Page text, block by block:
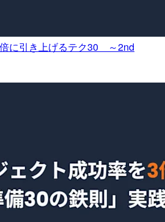
に引き上げるテク30 ～2nd